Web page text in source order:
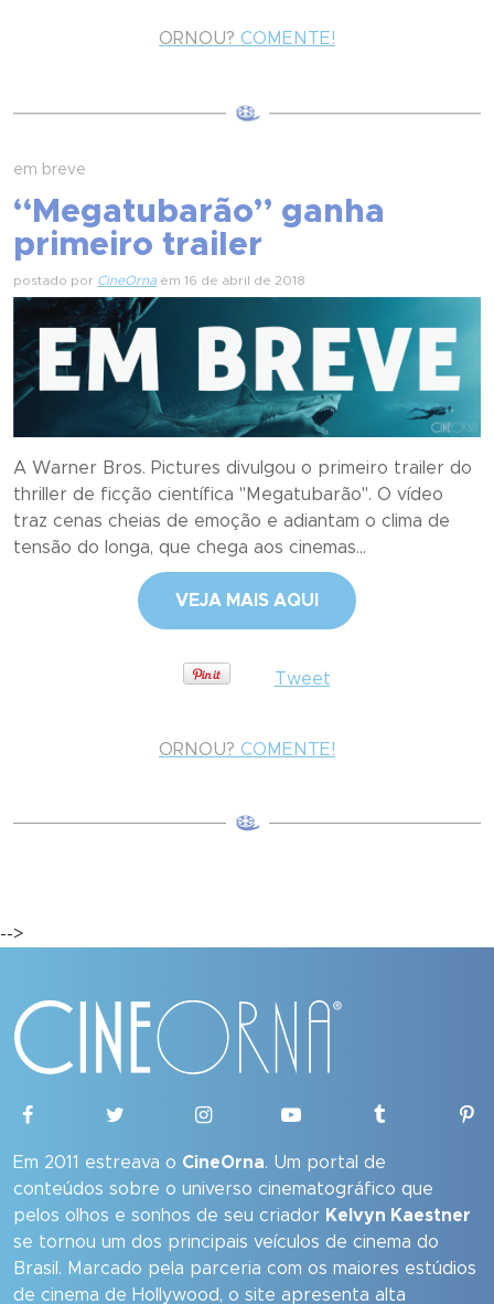
ORNOU? COMENTE!
em breve
“Megatubarão” ganha
primeiro trailer
postado por CineOrna em 16 de abril de 2018
A Warner Bros. Pictures divulgou o primeiro trailer do
thriller de ficção científica "Megatubarão". O vídeo
traz cenas cheias de emoção e adiantam o clima de
tensão do longa, que chega aos cinemas...
VEJA MAIS AQUI
Tweet
ORNOU? COMENTE!
-->
Em 2011 estreava o CineOrna. Um portal de
conteúdos sobre o universo cinematográfico que
pelos olhos e sonhos de seu criador Kelvyn Kaestner
se tornou um dos principais veículos de cinema do
Brasil. Marcado pela parceria com os maiores estúdios
de cinema de Hollywood, o site apresenta alta